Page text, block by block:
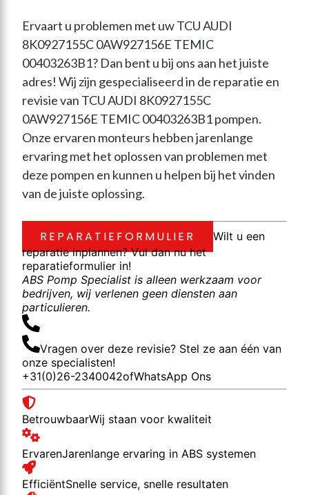
Ervaart u problemen met uw TCU AUDI
8K0927155C 0AW927156E TEMIC
00403263B1? Dan bent u bij ons aan het juiste
adres! Wij zijn gespecialiseerd in de reparatie en
revisie van TCU AUDI 8K0927155C
0AW927156E TEMIC 00403263B1 pompen.
Onze ervaren monteurs hebben jarenlange
ervaring met het oplossen van problemen met
deze pompen en kunnen u helpen bij het vinden
van de juiste oplossing.
REPARATIEFORMULIER
Wilt u een
reparatie inplannen? Vul dan nu het
reparatieformulier in!
ABS Pomp Specialist is alleen werkzaam voor
bedrijven, wij verlenen geen diensten aan
particulieren.
Vragen over deze revisie? Stel ze aan één van
onze specialisten!
+31(0)26-2340042ofWhatsApp Ons
BetrouwbaarWij staan voor kwaliteit
ErvarenJarenlange ervaring in ABS systemen
EfficiëntSnelle service, snelle resultaten